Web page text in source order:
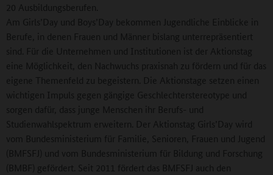
20 Ausbildungsberufen.
Am Girls’Day und Boys’Day bekommen Jugendliche Einblicke in
Berufe, in denen Frauen und Männer bislang unterrepräsentiert
sind. Für die Unternehmen und Institutionen ist der Aktionstag
eine Möglichkeit, den Nachwuchs praxisnah zu fördern und für das
eigene Themenfeld zu begeistern. Die Aktionstage setzen einen
wichtigen Impuls gegen gängige Geschlechterstereotype und
sorgen dafür, dass junge Menschen ihr Berufs- und
Studienwahlspektrum erweitern. Der Aktionstag Girls’Day wird
vom Bundesministerium für Familie, Senioren, Frauen und Jugend
(BMFSFJ) und vom Bundesministerium für Bildung und Forschung
(BMBF) gefördert. Seit 2011 fördert das BMFSFJ auch den